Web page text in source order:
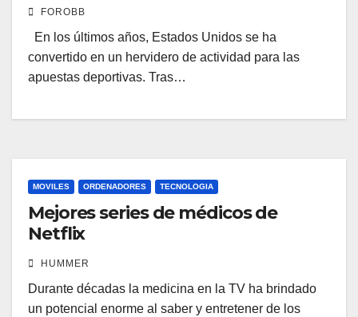
FOROBB
En los últimos años, Estados Unidos se ha
convertido en un hervidero de actividad para las
apuestas deportivas. Tras…
MOVILES ORDENADORES TECNOLOGIA
Mejores series de médicos de
Netflix
HUMMER
Durante décadas la medicina en la TV ha brindado
un potencial enorme al saber y entretener de los